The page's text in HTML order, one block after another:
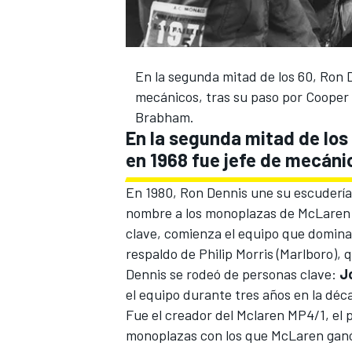
MÁS CATEGORÍAS
En la segunda mitad de los 60, Ron
mecánicos, tras su paso por
Brabham.
En la segunda mitad de
en 1968 fue jefe de
En 1980, Ron Dennis une su
nombre a los monoplazas de
clave, comienza el equipo que
respaldo de Philip Morris (Marlboro),
Dennis se rodeó de personas clave:
el equipo durante tres años en la
Fue el creador del Mclaren MP4/1,
monoplazas con los que McLaren